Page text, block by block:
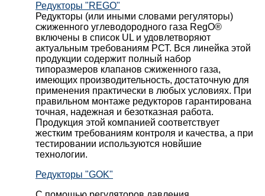
Редукторы "REGO"
Редукторы (или иными словами регуляторы)
сжиженного углеводородного газа RegO®
включены в список UL и удовлетворяют
актуальным требованиям РСТ. Вся линейка этой
продукции содержит полный набор
типоразмеров клапанов сжиженного газа,
имеющих производительность, достаточную для
применения практически в любых условиях. При
правильном монтаже редукторов гарантирована
точная, надежная и безотказная работа.
Продукция этой компанией соответствует
жестким требованиям контроля и качества, а при
тестировании используются новйшие
технологии.
Редукторы "GOK"